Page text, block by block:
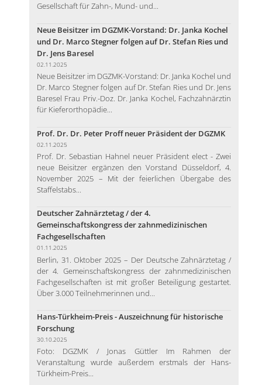
Gesellschaft für Zahn-, Mund- und...
Neue Beisitzer im DGZMK-Vorstand: Dr. Janka Kochel
und Dr. Marco Stegner folgen auf Dr. Stefan Ries und
Dr. Jens Baresel
02.11.2025
Neue Beisitzer im DGZMK-Vorstand: Dr. Janka Kochel und
Dr. Marco Stegner folgen auf Dr. Stefan Ries und Dr. Jens
Baresel Frau Priv.-Doz. Dr. Janka Kochel, Fachzahnärztin
für Kieferorthopädie...
Prof. Dr. Dr. Peter Proff neuer Präsident der DGZMK
02.11.2025
Prof. Dr. Sebastian Hahnel neuer Präsident elect - Zwei
neue Beisitzer ergänzen den Vorstand Düsseldorf, 4.
November 2025 – Mit der feierlichen Übergabe des
Staffelstabs...
Deutscher Zahnärztetag / der 4.
Gemeinschaftskongress der zahnmedizinischen
Fachgesellschaften
01.11.2025
Berlin, 31. Oktober 2025 – Der Deutsche Zahnärztetag /
der 4. Gemeinschaftskongress der zahnmedizinischen
Fachgesellschaften ist mit großer Beteiligung gestartet.
Über 3.000 Teilnehmerinnen und...
Hans-Türkheim-Preis - Auszeichnung für historische
Forschung
30.10.2025
Foto: DGZMK / Jonas Güttler Im Rahmen der
Veranstaltung wurde außerdem erstmals der Hans-
Türkheim-Preis...